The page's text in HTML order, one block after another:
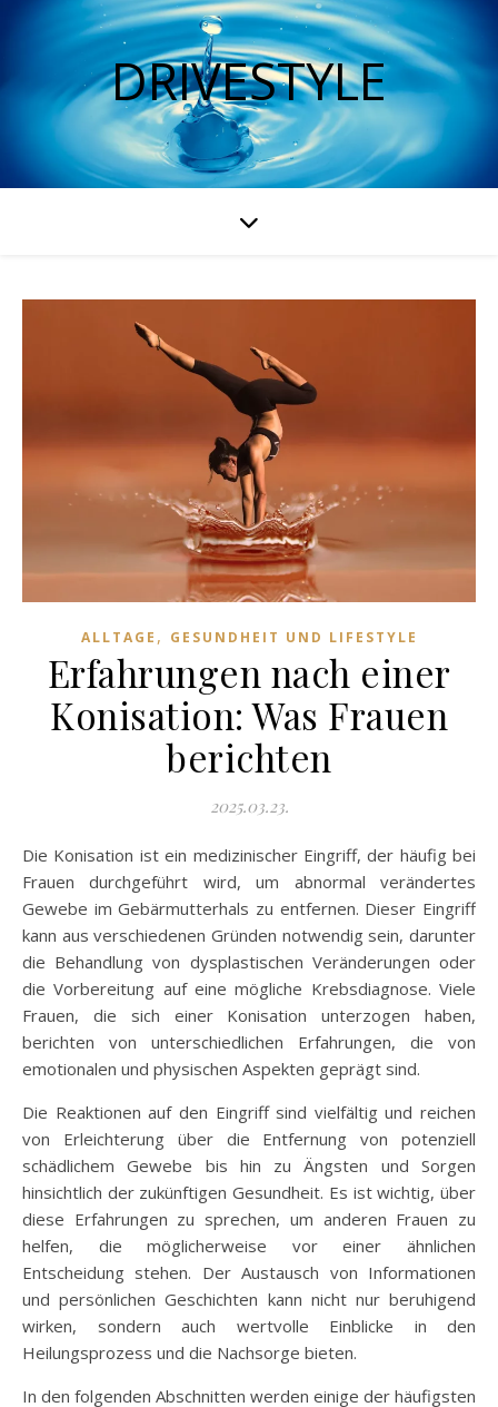
DRIVESTYLE
ALLTAGE , GESUNDHEIT UND LIFESTYLE
Erfahrungen nach einer
Konisation: Was Frauen
berichten
2025.03.23.
Die Konisation ist ein medizinischer Eingriff, der häufig bei
Frauen durchgeführt wird, um abnormal verändertes
Gewebe im Gebärmutterhals zu entfernen. Dieser Eingriff
kann aus verschiedenen Gründen notwendig sein, darunter
die Behandlung von dysplastischen Veränderungen oder
die Vorbereitung auf eine mögliche Krebsdiagnose. Viele
Frauen, die sich einer Konisation unterzogen haben,
berichten von unterschiedlichen Erfahrungen, die von
emotionalen und physischen Aspekten geprägt sind.
Die Reaktionen auf den Eingriff sind vielfältig und reichen
von Erleichterung über die Entfernung von potenziell
schädlichem Gewebe bis hin zu Ängsten und Sorgen
hinsichtlich der zukünftigen Gesundheit. Es ist wichtig, über
diese Erfahrungen zu sprechen, um anderen Frauen zu
helfen, die möglicherweise vor einer ähnlichen
Entscheidung stehen. Der Austausch von Informationen
und persönlichen Geschichten kann nicht nur beruhigend
wirken, sondern auch wertvolle Einblicke in den
Heilungsprozess und die Nachsorge bieten.
In den folgenden Abschnitten werden einige der häufigsten